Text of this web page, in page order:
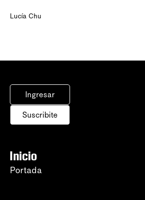
Lucía Chu
Ingresar
Suscribite
Inicio
Portada